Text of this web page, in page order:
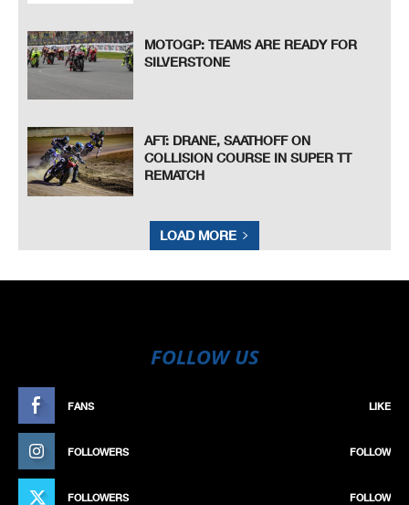
MOTOGP: TEAMS ARE READY FOR
SILVERSTONE
AFT: DRANE, SAATHOFF ON
COLLISION COURSE IN SUPER TT
REMATCH
LOAD MORE
FOLLOW US
FANS LIKE
FOLLOWERS FOLLOW
FOLLOWERS FOLLOW